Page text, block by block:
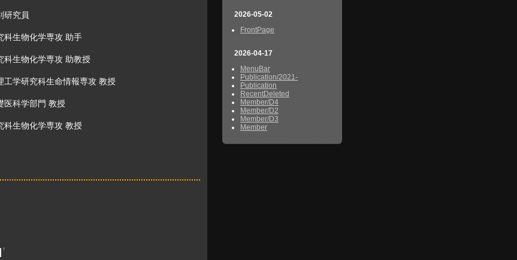
2026-05-02
FrontPage
2026-04-17
MenuBar
Publication/2021-
Publication
RecentDeleted
Member/D4
Member/D2
Member/D3
Member
研究員
科生物化学専攻 助手
科生物化学専攻 助教授
工学研究科生命情報専攻 教授
医科学部門 教授
科生物化学専攻 教授
↑